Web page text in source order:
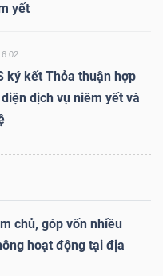
yết
ký kết Thỏa thuận hợp
dịch vụ niêm yết và
chủ, góp vốn nhiều
hoạt động tại địa